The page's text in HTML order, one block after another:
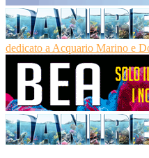
dedicato a Acquario Marino e